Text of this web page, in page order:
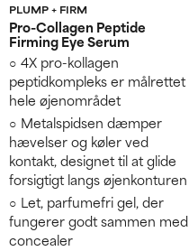
PLUMP + FIRM
Pro-Collagen Peptide
Firming Eye Serum
4X pro-kollagen
peptidkompleks er målrettet
hele øjenområdet
Metalspidsen dæmper
hævelser og køler ved
kontakt, designet til at glide
forsigtigt langs øjenkonturen
Let, parfumefri gel, der
fungerer godt sammen med
concealer